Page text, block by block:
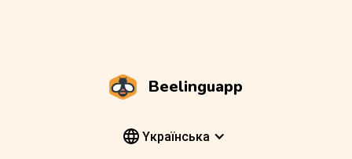
Beelinguapp
Yкраїнська